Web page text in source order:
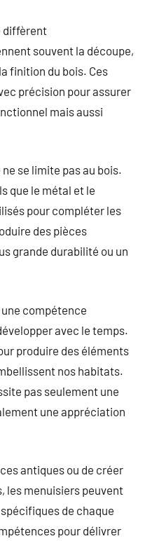
diffèrent
souvent la découpe,
finition du bois. Ces
précision pour assurer
mais aussi
se limite pas au bois.
que le métal et le
pour compléter les
des pièces
grande durabilité ou un
compétence
avec le temps.
produire des éléments
nos habitats.
pas seulement une
une appréciation
antiques ou de créer
les menuisiers peuvent
de chaque
pour délivrer